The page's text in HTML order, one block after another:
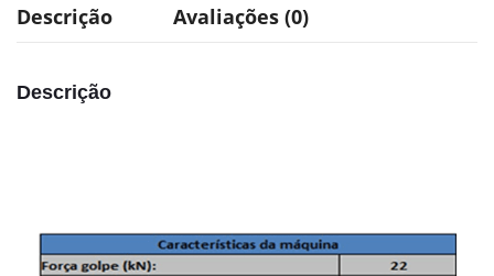
Descrição Avaliações (0)
Descrição